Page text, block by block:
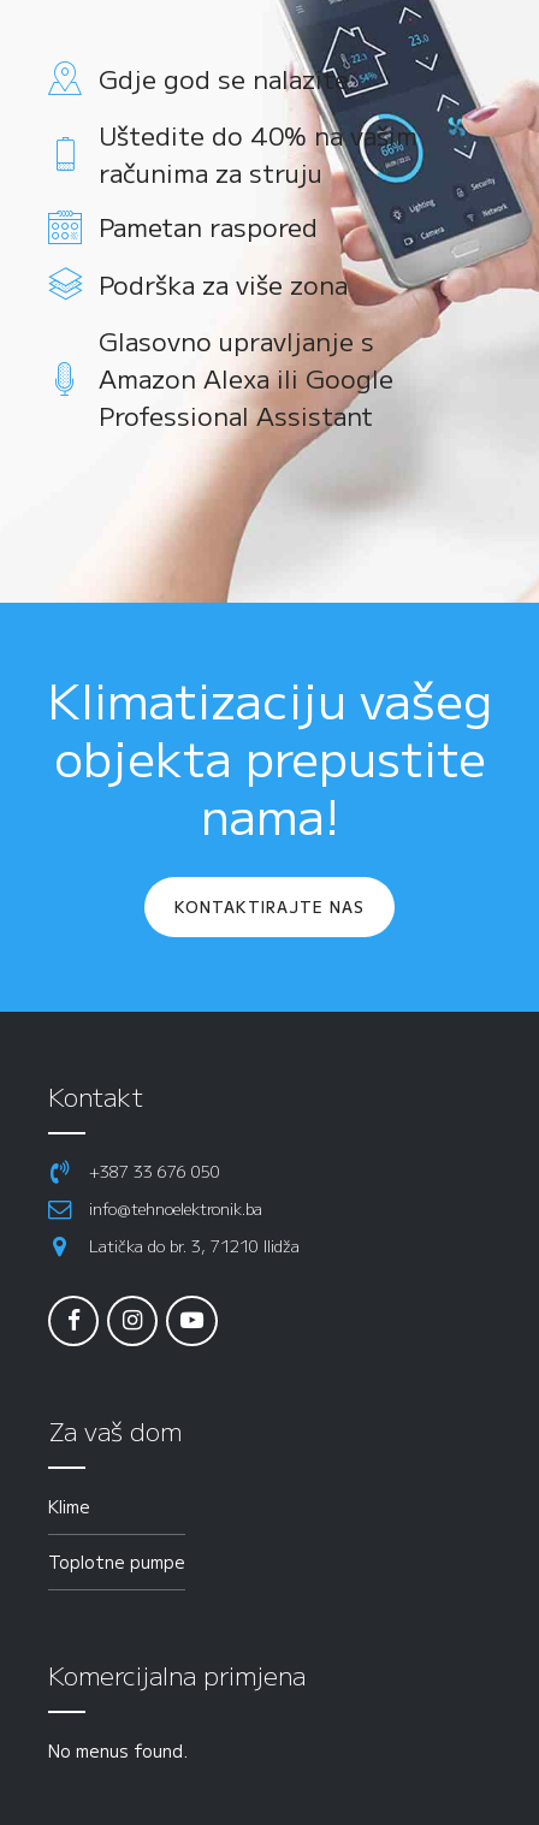
Gdje god se nalazite
Uštedite do 40% na vašim
računima za struju
Pametan raspored
Podrška za više zona
Glasovno upravljanje s
Amazon Alexa ili Google
Professional Assistant
Klimatizaciju vašeg
objekta prepustite
nama!
KONTAKTIRAJTE NAS
Kontakt
+387 33 676 050
info@tehnoelektronik.ba
Latička do br. 3, 71210 Ilidža
Za vaš dom
Klime
Toplotne pumpe
Komercijalna primjena
No menus found.